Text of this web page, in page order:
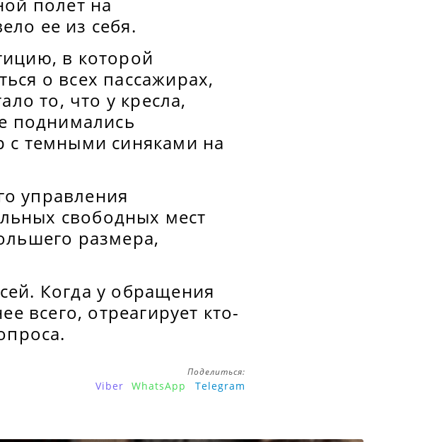
ее из себя.
в которой
о всех пассажирах,
то, что у кресла,
поднимались
с темными синяками на
управления
свободных мест
размера,
Когда у обращения
всего, отреагирует кто-
Поделиться:
Viber WhatsApp Telegram